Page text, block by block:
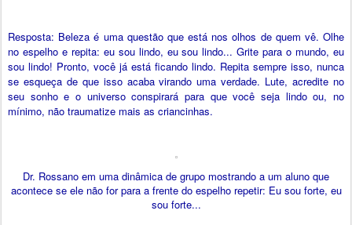
Resposta: Beleza é uma questão que está nos olhos de quem vê. Olhe
no espelho e repita: eu sou lindo, eu sou lindo... Grite para o mundo, eu
sou lindo! Pronto, você já está ficando lindo. Repita sempre isso, nunca
se esqueça de que isso acaba virando uma verdade. Lute, acredite no
seu sonho e o universo conspirará para que você seja lindo ou, no
mínimo, não traumatize mais as criancinhas.
Dr. Rossano em uma dinâmica de grupo mostrando a um aluno que
acontece se ele não for para a frente do espelho repetir: Eu sou forte, eu
sou forte...